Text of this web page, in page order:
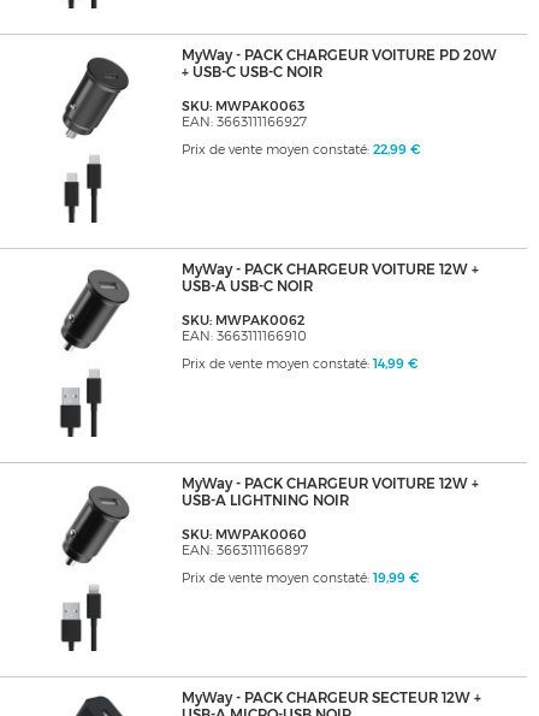
MyWay - PACK CHARGEUR VOITURE PD 20W
+ USB-C USB-C NOIR
SKU: MWPAK0063
EAN: 3663111166927
Prix de vente moyen constaté: 22,99 €
MyWay - PACK CHARGEUR VOITURE 12W +
USB-A USB-C NOIR
SKU: MWPAK0062
EAN: 3663111166910
Prix de vente moyen constaté: 14,99 €
MyWay - PACK CHARGEUR VOITURE 12W +
USB-A LIGHTNING NOIR
SKU: MWPAK0060
EAN: 3663111166897
Prix de vente moyen constaté: 19,99 €
MyWay - PACK CHARGEUR SECTEUR 12W +